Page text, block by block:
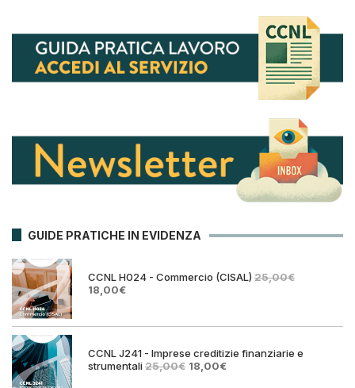
GUIDE PRATICHE IN EVIDENZA
CCNL H024 - Commercio (CISAL) 25,00€
Il
era:
18,00€Il
è:
CCNL J241 - Imprese creditizie finanziarie e
strumentali25,00€ Il18,00€Il